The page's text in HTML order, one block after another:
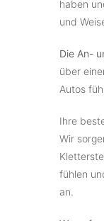
haben
und
Die An-
über
Autos
Ihre
Wir
fühlen
an.